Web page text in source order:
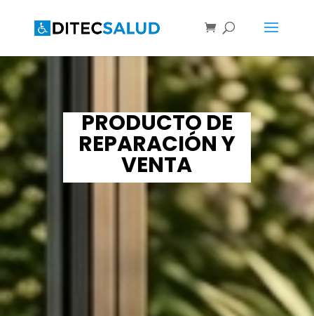
PRODUCTO DE
REPARACIÓN Y
VENTA